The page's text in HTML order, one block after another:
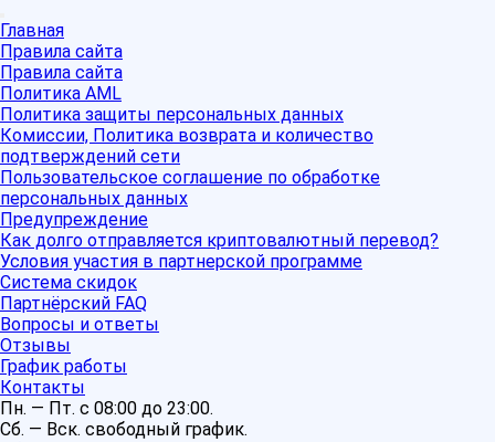
Главная
Правила сайта
Правила сайта
Политика AML
Политика защиты персональных данных
Комиссии, Политика возврата и количество
подтверждений сети
Пользовательское соглашение по обработке
персональных данных
Предупреждение
Как долго отправляется криптовалютный перевод?
Условия участия в партнерской программе
Система скидок
Партнёрский FAQ
Вопросы и ответы
Отзывы
График работы
Контакты
Пн. — Пт. с 08:00 до 23:00.
Сб. — Вск. свободный график.